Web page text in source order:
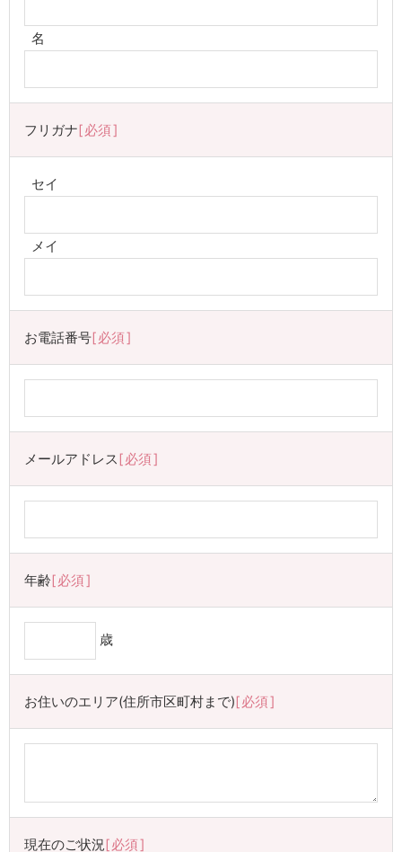
名
フリガナ 必須
セイ
メイ
お電話番号 必須
メールアドレス 必須
年齢 必須
歳
お住いのエリア(住所市区町村まで) 必須
現在のご状況 必須